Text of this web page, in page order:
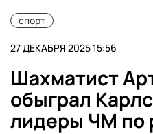
спорт
27 ДЕКАБРЯ 2025 15:56
Шахматист
обыграл
лидеры ЧМ по